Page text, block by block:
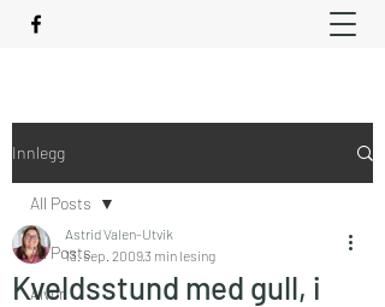
Innlegg
All Posts
Alvor
All Posts
Kveldsstund med gull, i
Astrid Valen-Utvik
13. sep. 20093 min lesing